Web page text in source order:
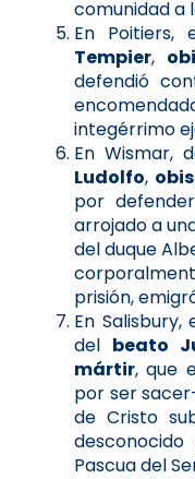
comunidad a
En Poitiers,
Tempier,
defendió
integérrimo
En Wismar,
Ludolfo,
por
arrojado a
del duque
prisión,
En
del beato
mártir, que
por ser
de Cristo
Pascua del